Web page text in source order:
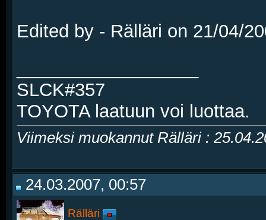
Edited by - Rälläri on 21/04/
SLCK#357
TOYOTA laatuun voi luottaa.
Viimeksi muokannut Rälläri :
24.03.2007, 00:57
Rälläri